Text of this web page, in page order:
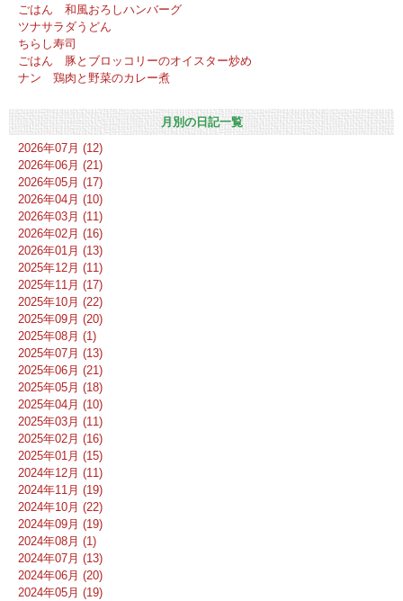
ごはん 和風おろしハンバーグ
ツナサラダうどん
ちらし寿司
ごはん 豚とブロッコリーのオイスター炒め
ナン 鶏肉と野菜のカレー煮
月別の日記一覧
2026年07月 (12)
2026年06月 (21)
2026年05月 (17)
2026年04月 (10)
2026年03月 (11)
2026年02月 (16)
2026年01月 (13)
2025年12月 (11)
2025年11月 (17)
2025年10月 (22)
2025年09月 (20)
2025年08月 (1)
2025年07月 (13)
2025年06月 (21)
2025年05月 (18)
2025年04月 (10)
2025年03月 (11)
2025年02月 (16)
2025年01月 (15)
2024年12月 (11)
2024年11月 (19)
2024年10月 (22)
2024年09月 (19)
2024年08月 (1)
2024年07月 (13)
2024年06月 (20)
2024年05月 (19)